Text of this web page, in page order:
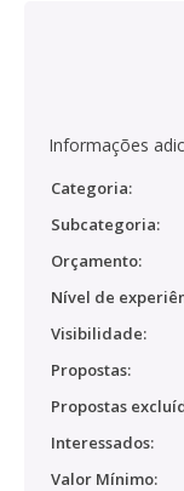
Informações
Categoria:
Subcategoria:
Orçamento:
Nível de
Visibilidade:
Propostas:
Propostas
Interessados:
Valor Mínimo: